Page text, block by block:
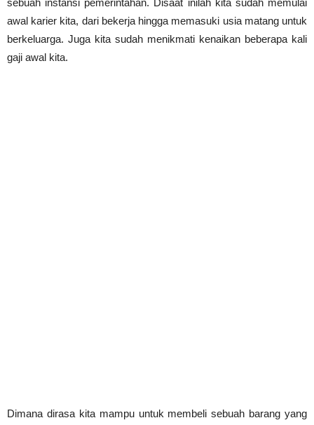
sebuah instansi pemerintahan. Disaat inilah kita sudah memulai
awal karier kita, dari bekerja hingga memasuki usia matang untuk
berkeluarga. Juga kita sudah menikmati kenaikan beberapa kali
gaji awal kita.
Dimana dirasa kita mampu untuk membeli sebuah barang yang